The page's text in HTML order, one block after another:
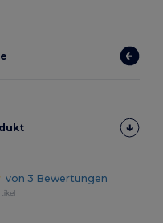
von 3 Bewertungen